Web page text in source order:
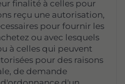
finalité à celles pour
reçu une autorisation,
pour fournir les
ou avec lesquels
à celles qui peuvent
pour des raisons
de demande